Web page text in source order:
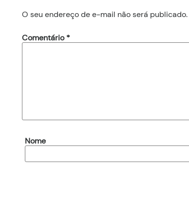
O seu endereço de e-mail não será publicado.
Comentário*
Nome